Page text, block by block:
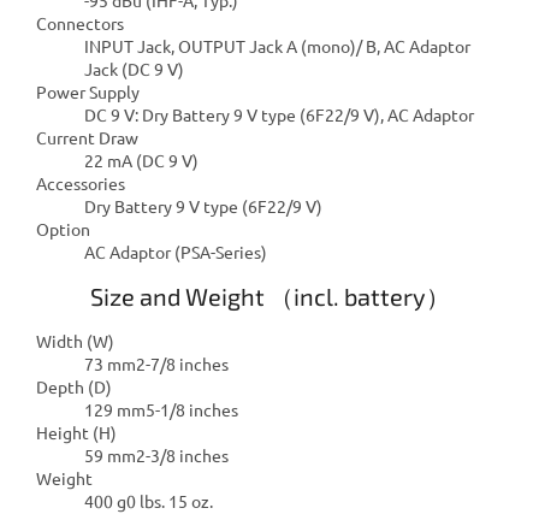
Connectors
INPUT Jack, OUTPUT Jack A (mono)/ B, AC Adaptor
Jack (DC 9 V)
Power Supply
DC 9 V: Dry Battery 9 V type (6F22/9 V), AC Adaptor
Current Draw
22 mA (DC 9 V)
Accessories
Dry Battery 9 V type (6F22/9 V)
Option
AC Adaptor (PSA-Series)
Size and Weight （incl. battery）
Width (W)
73 mm2-7/8 inches
Depth (D)
129 mm5-1/8 inches
Height (H)
59 mm2-3/8 inches
Weight
400 g0 lbs. 15 oz.